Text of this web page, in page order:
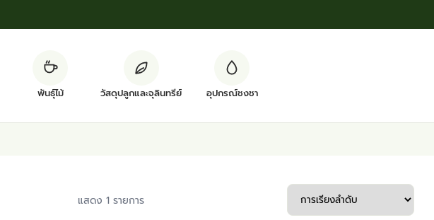
พันธุ์ไม้ วัสดุปลูกและจุลินทรีย์ อุปกรณ์ชงชา
แสดง 1 รายการ